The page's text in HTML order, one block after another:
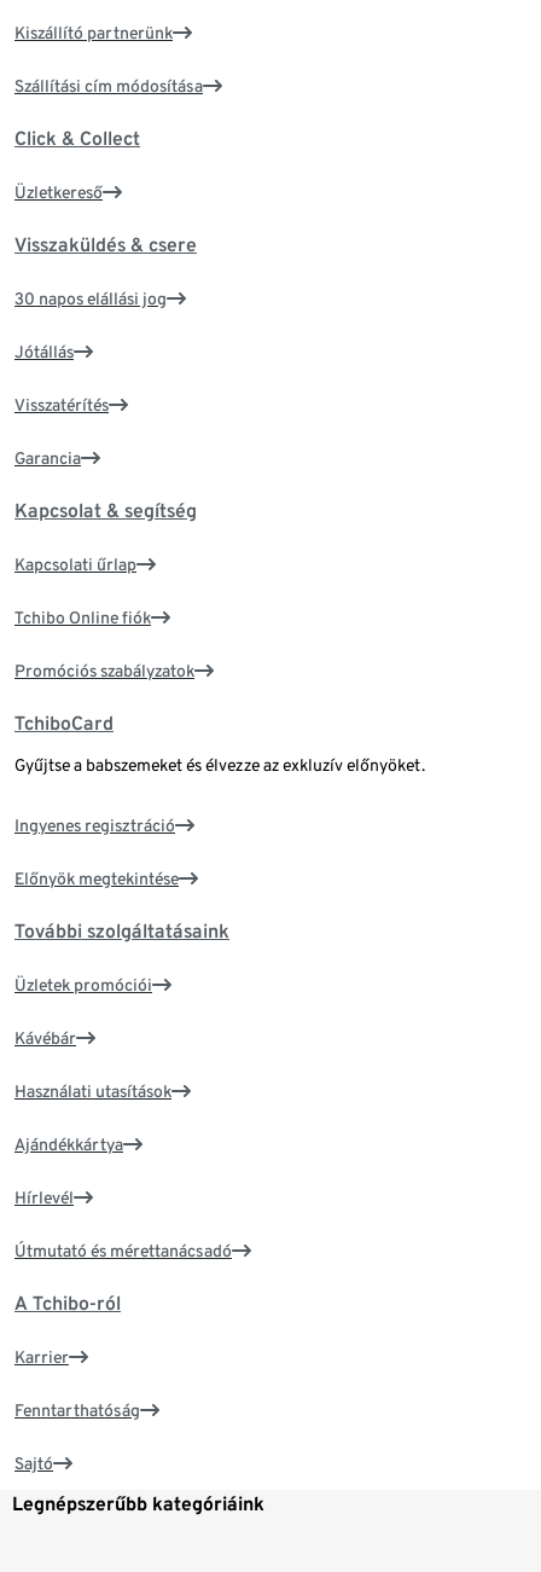
Kiszállító partnerünk
Szállítási cím módosítása
Click & Collect
Üzletkereső
Visszaküldés & csere
30 napos elállási jog
Jótállás
Visszatérítés
Garancia
Kapcsolat & segítség
Kapcsolati űrlap
Tchibo Online fiók
Promóciós szabályzatok
TchiboCard
Gyűjtse a babszemeket és élvezze az exkluzív előnyöket.
Ingyenes regisztráció
Előnyök megtekintése
További szolgáltatásaink
Üzletek promóciói
Kávébár
Használati utasítások
Ajándékkártya
Hírlevél
Útmutató és mérettanácsadó
A Tchibo-ról
Karrier
Fenntarthatóság
Sajtó
Legnépszerűbb kategóriáink